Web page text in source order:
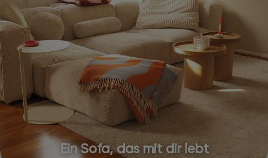
Ein Sofa, das mit dir lebt